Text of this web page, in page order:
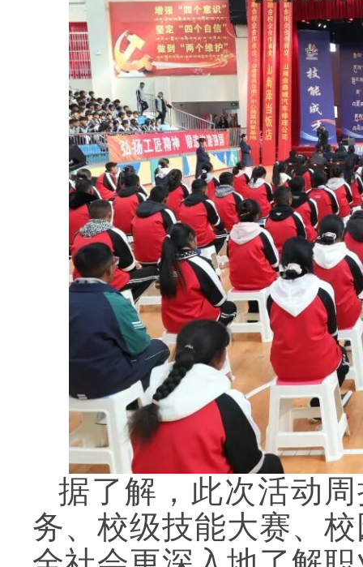
据了解，此次活动
务、校级技能大赛、